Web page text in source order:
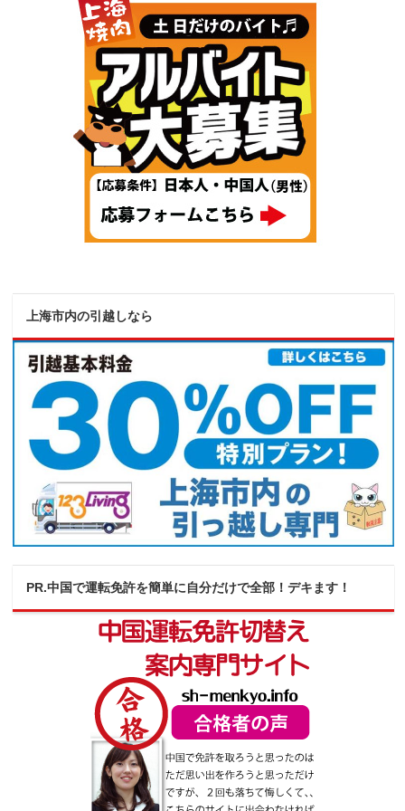
上海市内の引越しなら
PR.中国で運転免許を簡単に自分だけで全部！デキます！